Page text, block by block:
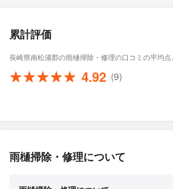
累計評価
長崎県南松浦郡の雨樋掃除・修理の口コミの平均点
4.92 (9)
雨樋掃除・修理について